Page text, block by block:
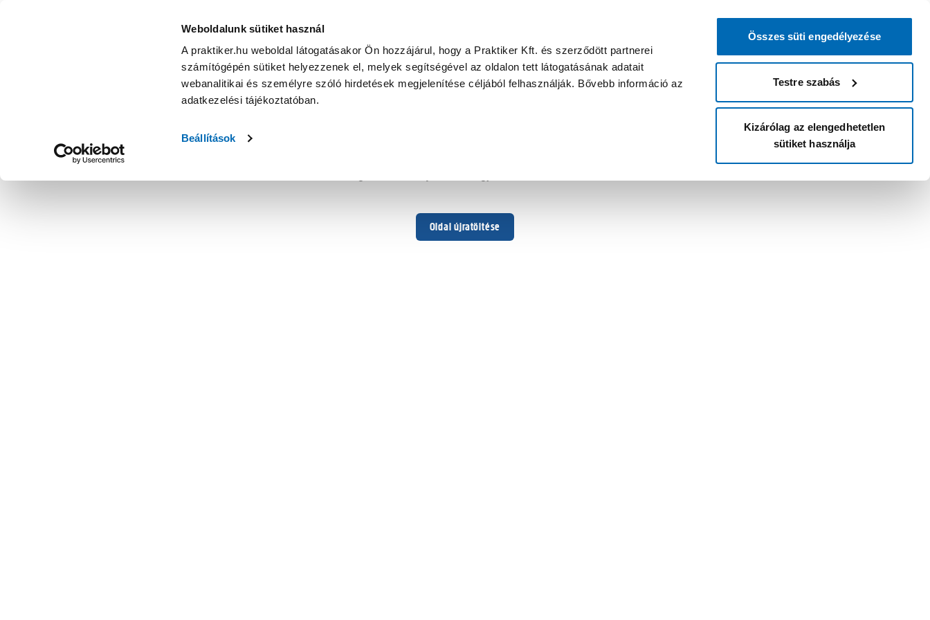
Weboldalunk sütiket használ
A praktiker.hu weboldal látogatásakor Ön hozzájárul, hogy a Praktiker Kft. és szerződött partnerei
számítógépén sütiket helyezzenek el, melyek segítségével az oldalon tett látogatásának adatait
webanalitikai és személyre szóló hirdetések megjelenítése céljából felhasználják. Bővebb információ az
adatkezelési tájékoztatóban.
Beállítások
Összes süti engedélyezése
Testre szabás
Kizárólag az elengedhetetlen
sütiket használja
Oldal újratöltése